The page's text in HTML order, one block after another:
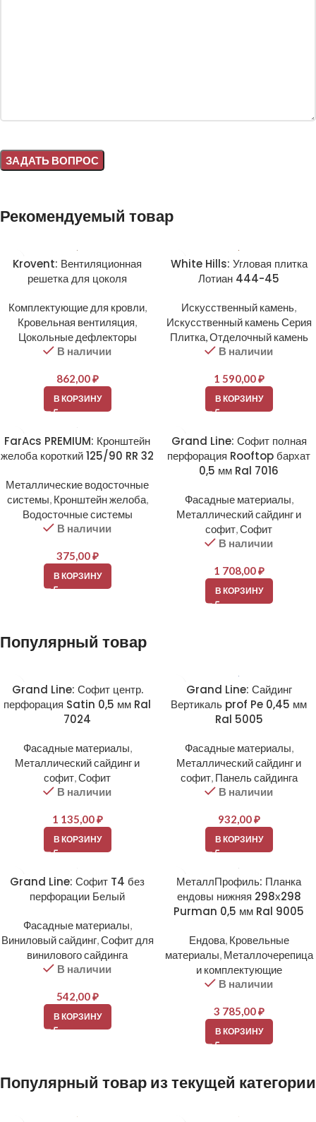
Рекомендуемый товар
Krovent: Вентиляционная
решетка для цоколя
Комплектующие для кровли,
Кровельная вентиляция,
Цокольные дефлекторы
В наличии
862,00₽
В КОРЗИНУ
White Hills: Угловая плитка
Лотиан 444-45
Искусственный камень,
Искусственный камень Серия
Плитка, Отделочный камень
В наличии
1 590,00₽
В КОРЗИНУ
FarAcs PREMIUM: Кронштейн
желоба короткий 125/90 RR 32
Металлические водосточные
системы, Кронштейн желоба,
Водосточные системы
В наличии
375,00₽
В КОРЗИНУ
Grand Line: Софит полная
перфорация Rooftop бархат
0,5 мм Ral 7016
Фасадные материалы,
Металлический сайдинг и
софит,Софит
В наличии
1 708,00₽
В КОРЗИНУ
Популярный товар
Grand Line: Софит центр.
перфорация Satin 0,5 мм Ral
7024
Фасадные материалы,
Металлический сайдинг и
софит,Софит
В наличии
1 135,00₽
В КОРЗИНУ
Grand Line: Сайдинг
Вертикаль prof Pe 0,45 мм
Ral 5005
Фасадные материалы,
Металлический сайдинг и
софит, Панель сайдинга
В наличии
932,00₽
В КОРЗИНУ
Grand Line: Софит T4 без
перфорации Белый
Фасадные материалы,
Виниловый сайдинг,Софит для
винилового сайдинга
В наличии
542,00₽
В КОРЗИНУ
МеталлПрофиль: Планка
ендовы нижняя 298х298
Purman 0,5 мм Ral 9005
Ендова, Кровельные
материалы, Металлочерепица
и комплектующие
В наличии
3 785,00₽
В КОРЗИНУ
Популярный товар из текущей категории